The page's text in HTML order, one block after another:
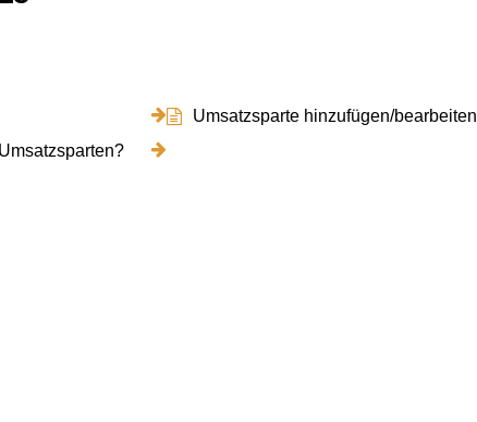
Umsatzsparte hinzufügen/bearbeiten